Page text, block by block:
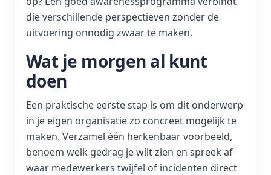
die verschillende perspectieven zonder de
uitvoering onnodig zwaar te maken.
Wat je morgen al kunt
doen
Een praktische eerste stap is om dit onderwerp
in je eigen organisatie zo concreet mogelijk te
maken. Verzamel één herkenbaar voorbeeld,
benoem welk gedrag je wilt zien en spreek af
waar medewerkers twijfel of incidenten direct